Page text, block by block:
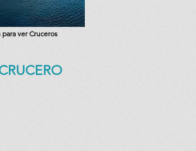
ver Cruceros